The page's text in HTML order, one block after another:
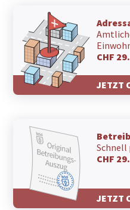
CHF
JETZT
Schnell
CHF
JETZT